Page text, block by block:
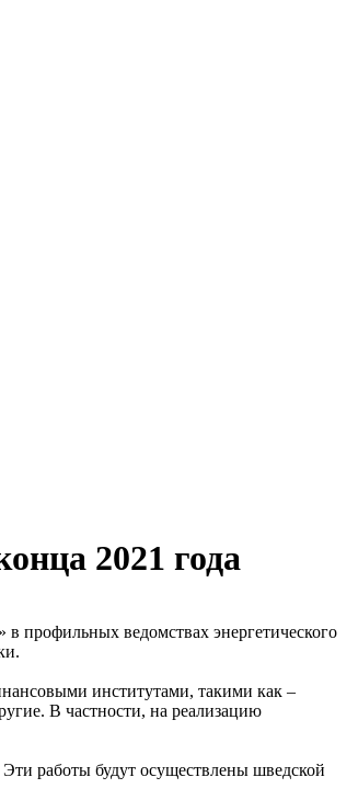
2021 года
профильных ведомствах энергетического
институтами, такими как –
В частности, на реализацию
работы будут осуществлены шведской